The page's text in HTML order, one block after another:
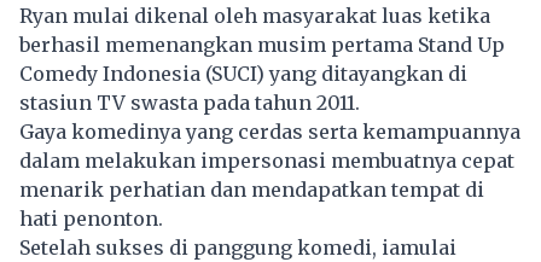
Ryan mulai dikenal oleh masyarakat luas ketika
berhasil memenangkan musim pertama Stand Up
Comedy Indonesia (SUCI) yang ditayangkan di
stasiun TV swasta pada tahun 2011.
Gaya komedinya yang cerdas serta kemampuannya
dalam melakukan impersonasi membuatnya cepat
menarik perhatian dan mendapatkan tempat di
hati penonton.
Setelah sukses di panggung komedi, iamulai